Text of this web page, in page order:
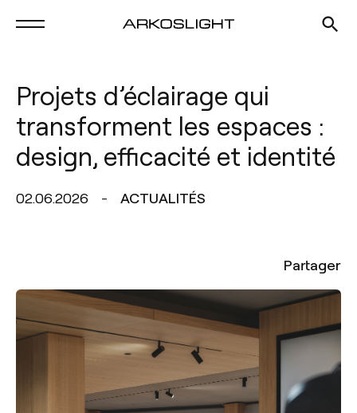
Projets d’éclairage qui
transforment les espaces :
design, efficacité et identité
02.06.2026 ACTUALITÉS
Partager